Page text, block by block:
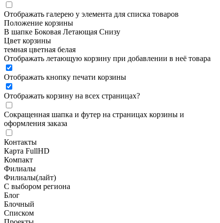
Отображать галерею у элемента для списка товаров
Положение корзины
В шапке Боковая Летающая Снизу
Цвет корзины
темная цветная белая
Отображать летающую корзину при добавлении в неё товара
Отображать кнопку печати корзины
Отображать корзину на всех страницах?
Сокращенная шапка и футер на страницах корзины и
оформления заказа
Контакты
Карта FullHD
Компакт
Филиалы
Филиалы(лайт)
С выбором региона
Блог
Блочный
Списком